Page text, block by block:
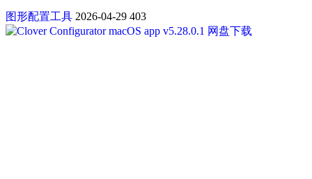
图形配置工具 2026-04-29 403